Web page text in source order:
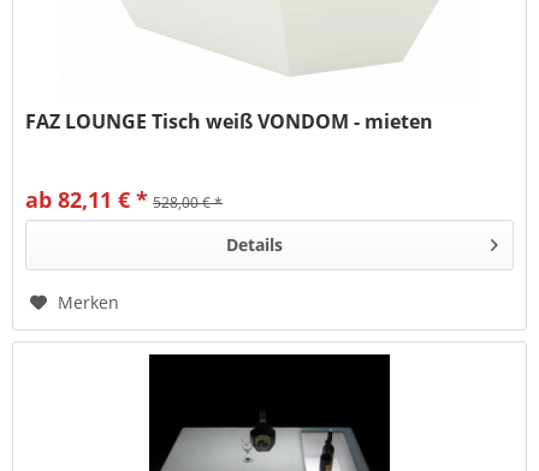
FAZ LOUNGE Tisch weiß VONDOM - mieten
ab 82,11 € * 528,00 € *
Details
Merken